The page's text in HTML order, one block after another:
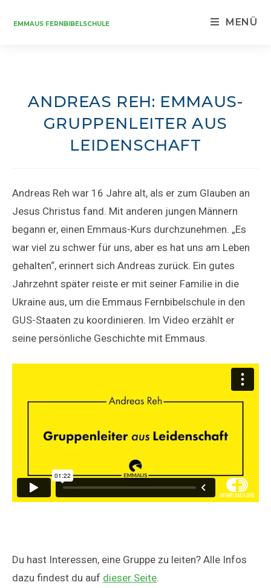
EMMAUS FERNBIBELSCHULE MENÜ
ANDREAS REH: EMMAUS-
GRUPPENLEITER AUS
LEIDENSCHAFT
Andreas Reh war 16 Jahre alt, als er zum Glauben an
Jesus Christus fand. Mit anderen jungen Männern
begann er, einen Emmaus-Kurs durchzunehmen. „Es
war viel zu schwer für uns, aber es hat uns am Leben
gehalten“, erinnert sich Andreas zurück. Ein gutes
Jahrzehnt später reiste er mit seiner Familie in die
Ukraine aus, um die Emmaus Fernbibelschule in den
GUS-Staaten zu koordinieren. Im Video erzählt er
seine persönliche Geschichte mit Emmaus.
Du hast Interessen, eine Gruppe zu leiten? Alle Infos
dazu findest du auf dieser Seite.